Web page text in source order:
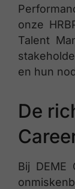
onze
Talent
en hun
De
Bij